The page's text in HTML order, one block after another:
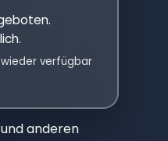
verfügbar
anderen